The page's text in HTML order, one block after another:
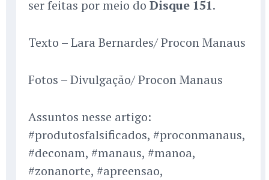
ser feitas por meio do Disque 151.
Texto – Lara Bernardes/ Procon Manaus
Fotos – Divulgação/ Procon Manaus
Assuntos nesse artigo:
#produtosfalsificados, #proconmanaus,
#deconam, #manaus, #manoa,
#zonanorte, #apreensao,